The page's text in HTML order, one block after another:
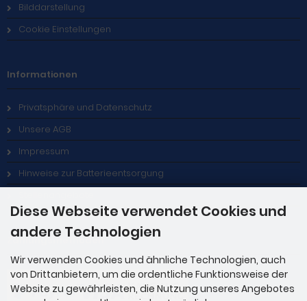
Bilddarstellung
Cookie Einstellungen
Informationen
Privatsphäre und Datenschutz
Unsere AGB
Impressum
Hinweise zur Batterieentsorgung
Zahlungsmethoden
Diese Webseite verwendet Cookies und
andere Technologien
Wir verwenden Cookies und ähnliche Technologien, auch
von Drittanbietern, um die ordentliche Funktionsweise der
Website zu gewährleisten, die Nutzung unseres Angebotes